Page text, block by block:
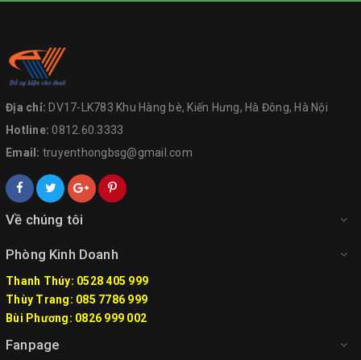
Địa chỉ: DV17-LK783 Khu Hàng bè, Kiến Hưng, Hà Đông, Hà Nội
Hotline:0812.60.3333
Email: truyenthongbsg@gmail.com
Về chúng tôi
Phòng Kinh Doanh
Thanh Thúy: 0528 405 999
Thùy Trang: 085 7786 999
Bùi Phương: 0826 999 002
Fanpage